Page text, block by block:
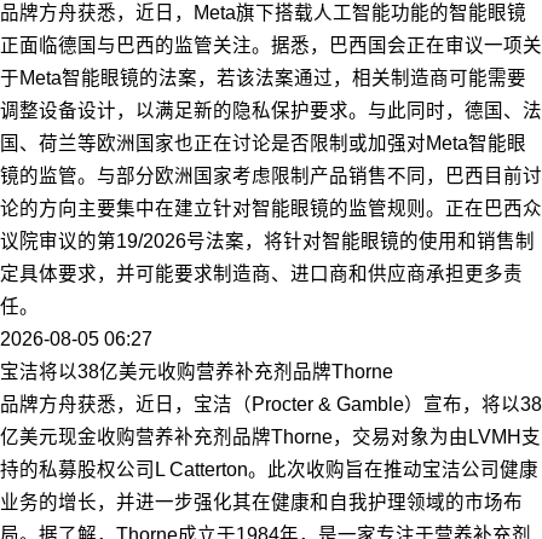
品牌方舟获悉，近日，Meta旗下搭载人工智能功能的智能眼镜
正面临德国与巴西的监管关注。据悉，巴西国会正在审议一项关
于Meta智能眼镜的法案，若该法案通过，相关制造商可能需要
调整设备设计，以满足新的隐私保护要求。与此同时，德国、法
国、荷兰等欧洲国家也正在讨论是否限制或加强对Meta智能眼
镜的监管。与部分欧洲国家考虑限制产品销售不同，巴西目前讨
论的方向主要集中在建立针对智能眼镜的监管规则。正在巴西众
议院审议的第19/2026号法案，将针对智能眼镜的使用和销售制
定具体要求，并可能要求制造商、进口商和供应商承担更多责
任。
2026-08-05 06:27
宝洁将以38亿美元收购营养补充剂品牌Thorne
品牌方舟获悉，近日，宝洁（Procter & Gamble）宣布，将以38
亿美元现金收购营养补充剂品牌Thorne，交易对象为由LVMH支
持的私募股权公司L Catterton。此次收购旨在推动宝洁公司健康
业务的增长，并进一步强化其在健康和自我护理领域的市场布
局。据了解，Thorne成立于1984年，是一家专注于营养补充剂